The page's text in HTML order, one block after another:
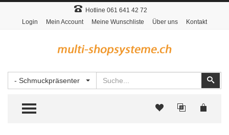
Hotline 061 641 42 72
Login
Mein Account Meine Wunschliste Über uns Kontakt
- Schmuckpräsenter
TOGGLE MENU